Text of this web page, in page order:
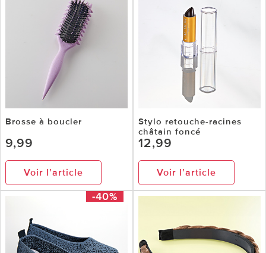
Brosse à boucler
9,99
Voir l’article
Stylo retouche-racines
châtain foncé
12,99
Voir l’article
-40%